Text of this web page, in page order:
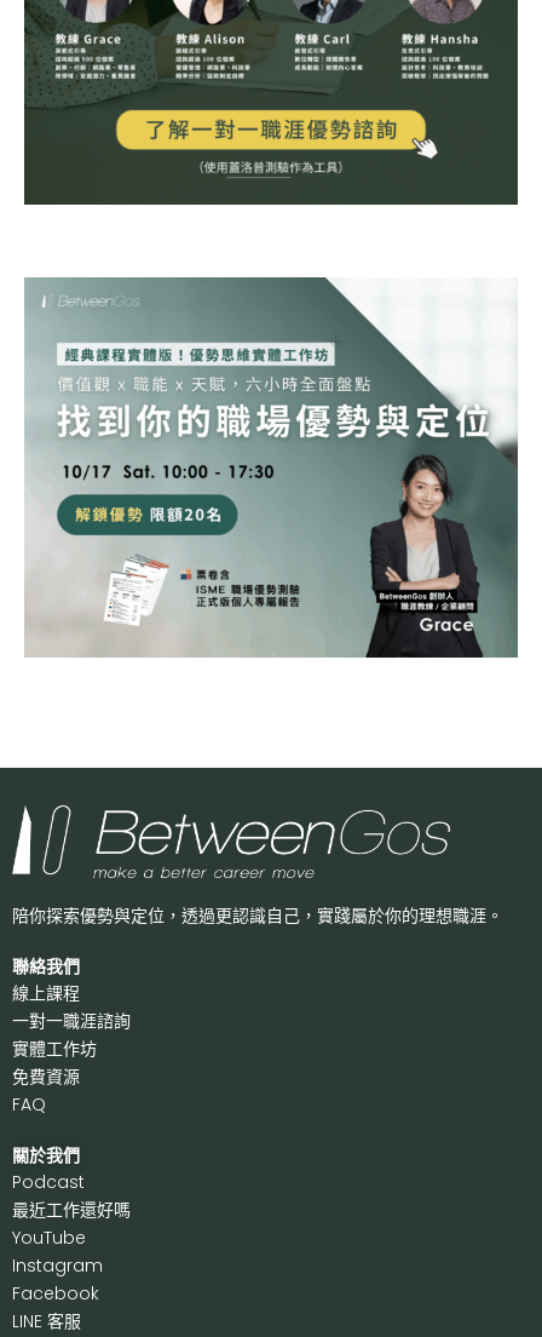
陪你探索優勢與定位，透過更認識自己， 實踐屬於你的理想職涯。
聯絡我們
線上課程
一對一職涯諮詢
實體工作坊
免費資源
FAQ
關於我們
Podcast
最近工作還好嗎
YouTube
Instagram
Facebook
LINE 客服